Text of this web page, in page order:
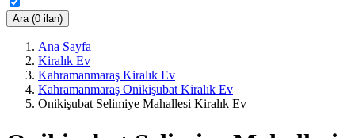
Ara (0 ilan)
Ana Sayfa
Kiralık Ev
Kahramanmaraş Kiralık Ev
Kahramanmaraş Onikişubat Kiralık Ev
Onikişubat Selimiye Mahallesi Kiralık Ev